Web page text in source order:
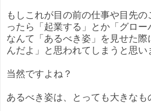
もしこれが目の前の仕事や目先
ったら「起業する」とか「グロー
なんて「あるべき姿」を見せた
んだよ」と思われてしまうと思い
当然ですよね？
あるべき姿は、とっても大きなも